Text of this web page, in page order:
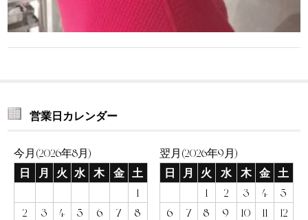
営業日カレンダー
今月(2026年8月)
日
月 火 水 木 金
土
1
2
3 4 5 6 7
8
翌月(2026年9月)
日
月 火 水 木 金
土
1
2 3 4
5
6
7 8 9 10 11
12